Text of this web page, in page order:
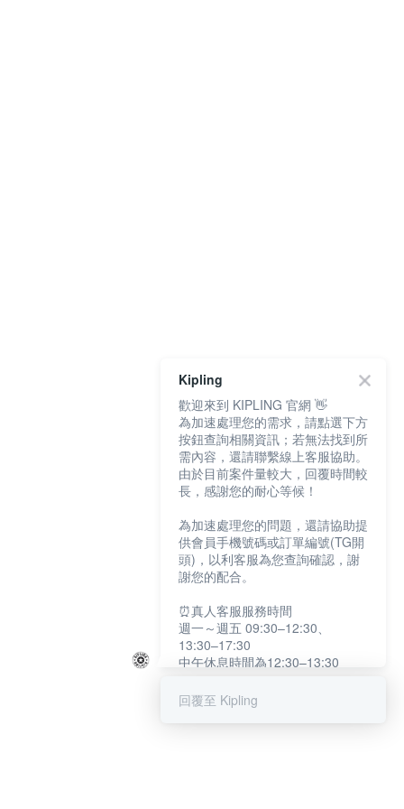
Kipling
歡迎來到 KIPLING 官網 👋
為加速處理您的需求，請點選下方
按鈕查詢相關資訊；若無法找到所
需內容，還請聯繫線上客服協助。
由於目前案件量較大，回覆時間較
長，感謝您的耐心等候！
為加速處理您的問題，還請協助提
供會員手機號碼或訂單編號(TG開
頭)，以利客服為您查詢確認，謝
謝您的配合。
⏰真人客服服務時間
週一～週五 09:30–12:30、
13:30–17:30
中午休息時間為12:30–13:30
提醒您：系統會自動已讀訊息，如
回覆至 Kipling